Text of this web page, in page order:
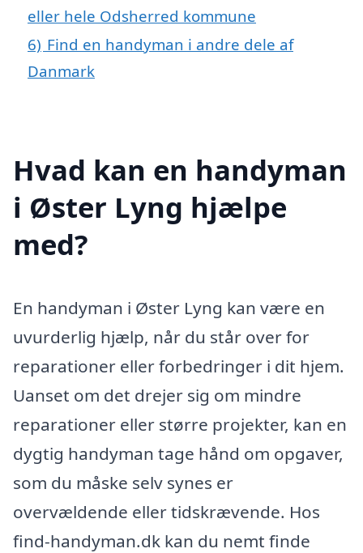
eller hele Odsherred kommune
6) Find en handyman i andre dele af
Danmark
Hvad kan en handyman
i Øster Lyng hjælpe
med?
En handyman i Øster Lyng kan være en
uvurderlig hjælp, når du står over for
reparationer eller forbedringer i dit hjem.
Uanset om det drejer sig om mindre
reparationer eller større projekter, kan en
dygtig handyman tage hånd om opgaver,
som du måske selv synes er
overvældende eller tidskrævende. Hos
find-handyman.dk kan du nemt finde